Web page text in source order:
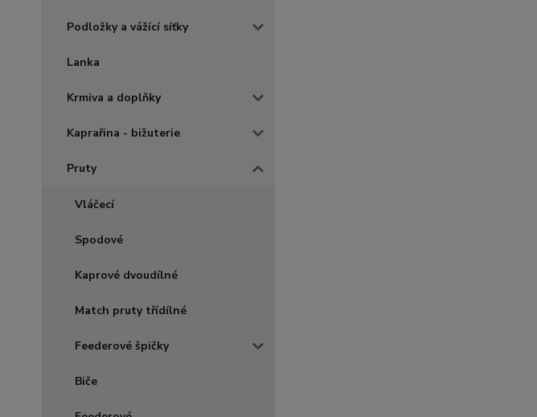
Podložky a vážící síťky
Lanka
Krmiva a doplňky
Kaprařina - bižuterie
Pruty
Vláčecí
Spodové
Kaprové dvoudílné
Match pruty třídílné
Feederové špičky
Biče